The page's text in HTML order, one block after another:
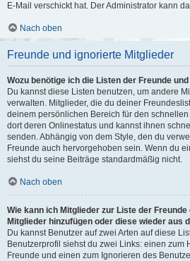
E-Mail verschickt hat. Der Administrator kann
Nach oben
Freunde und ignorierte Mitglieder
Wozu benötige ich die Listen der Freunde
Du kannst diese Listen benutzen, um andere
verwalten. Mitglieder, die du deiner
deinem persönlichen Bereich für den
dort deren Onlinestatus und kannst ihnen
senden. Abhängig von dem Style, den du
Freunde auch hervorgehoben sein. Wenn du
siehst du seine Beiträge standardmäßig nicht.
Nach oben
Wie kann ich Mitglieder zur Liste der
Mitglieder hinzufügen oder diese wieder aus
Du kannst Benutzer auf zwei Arten auf diese
Benutzerprofil siehst du zwei Links: einen zum
Freunde und einen zum Ignorieren des